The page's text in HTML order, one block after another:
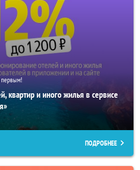
квартир и иного жилья в сервисе
ПОДРОБНЕЕ